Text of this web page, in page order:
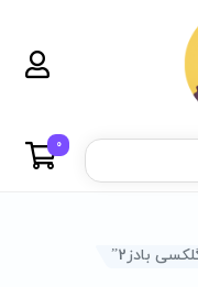
0
بادز2”